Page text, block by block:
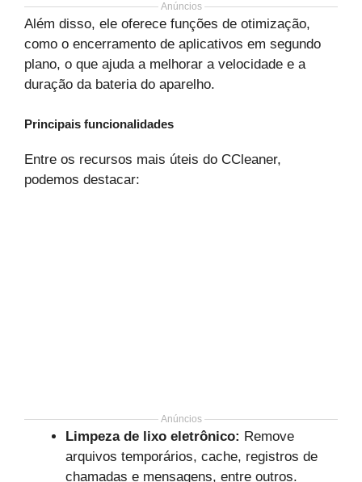
Anúncios
Além disso, ele oferece funções de otimização,
como o encerramento de aplicativos em segundo
plano, o que ajuda a melhorar a velocidade e a
duração da bateria do aparelho.
Principais funcionalidades
Entre os recursos mais úteis do CCleaner,
podemos destacar:
Anúncios
Limpeza de lixo eletrônico: Remove
arquivos temporários, cache, registros de
chamadas e mensagens, entre outros.